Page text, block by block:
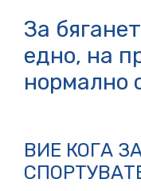
За
едно, на
нормално
ВИЕ КОГА